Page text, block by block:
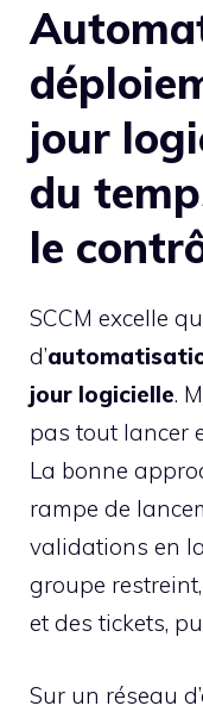
jour
du
le
SCCM excelle
d’
jour logicielle.
pas tout lancer
La bonne
rampe de
validations en
groupe
et des tickets,
Sur un réseau